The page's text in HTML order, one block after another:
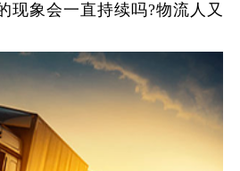
现象会一直持续吗?物流人又